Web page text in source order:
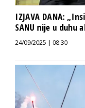
IZJAVA DANA:
SANU nije u duhu
24/09/2025 | 08:30